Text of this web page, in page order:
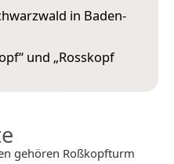
in Baden-
“ und „Rosskopf
gehören Roßkopfturm